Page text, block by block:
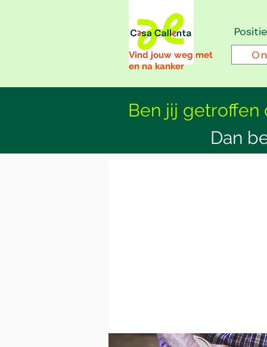
Vind jouw weg met
en na kanker
Ben jij getroffen
Dan